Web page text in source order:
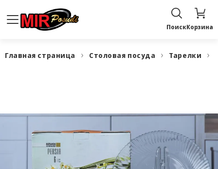
ПоискКорзина
Главная страница Столовая посуда Тарелки